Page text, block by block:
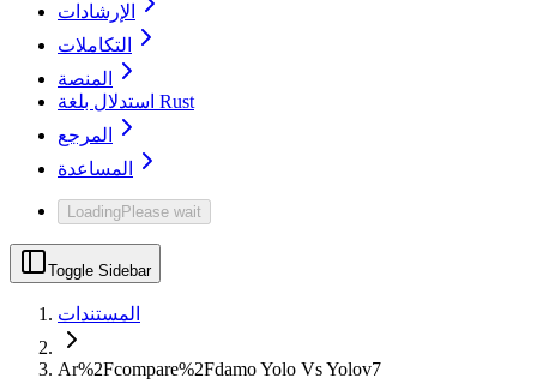
الإرشادات
التكاملات
المنصة
استدلال بلغة Rust
المرجع
المساعدة
LoadingPlease wait
Toggle Sidebar
المستندات
Ar%2Fcompare%2Fdamo Yolo Vs Yolov7